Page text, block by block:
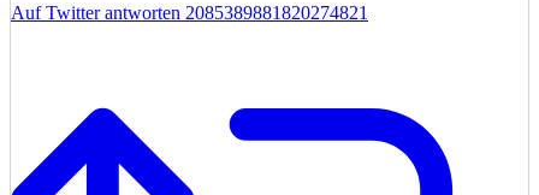
Auf Twitter antworten 2085389881820274821